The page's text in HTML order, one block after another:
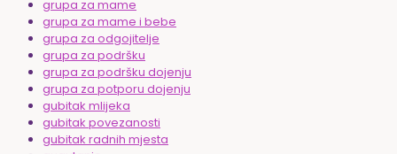
grupa za mame
grupa za mame i bebe
grupa za odgojitelje
grupa za podršku
grupa za podršku dojenju
grupa za potporu dojenju
gubitak mlijeka
gubitak povezanosti
gubitak radnih mjesta